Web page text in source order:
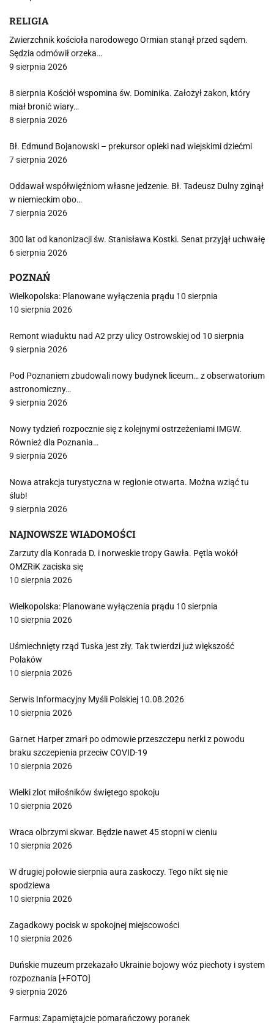
RELIGIA
Zwierzchnik kościoła narodowego Ormian stanął przed sądem.
Sędzia odmówił orzeka…
9 sierpnia 2026
8 sierpnia Kościół wspomina św. Dominika. Założył zakon, który
miał bronić wiary…
8 sierpnia 2026
Bł. Edmund Bojanowski – prekursor opieki nad wiejskimi dziećmi
7 sierpnia 2026
Oddawał współwięźniom własne jedzenie. Bł. Tadeusz Dulny zginął
w niemieckim obo…
7 sierpnia 2026
300 lat od kanonizacji św. Stanisława Kostki. Senat przyjął uchwałę
6 sierpnia 2026
POZNAŃ
Wielkopolska: Planowane wyłączenia prądu 10 sierpnia
10 sierpnia 2026
Remont wiaduktu nad A2 przy ulicy Ostrowskiej od 10 sierpnia
9 sierpnia 2026
Pod Poznaniem zbudowali nowy budynek liceum… z obserwatorium
astronomiczny…
9 sierpnia 2026
Nowy tydzień rozpocznie się z kolejnymi ostrzeżeniami IMGW.
Również dla Poznania…
9 sierpnia 2026
Nowa atrakcja turystyczna w regionie otwarta. Można wziąć tu
ślub!
9 sierpnia 2026
NAJNOWSZE WIADOMOŚCI
Zarzuty dla Konrada D. i norweskie tropy Gawła. Pętla wokół
OMZRiK zaciska się
10 sierpnia 2026
Wielkopolska: Planowane wyłączenia prądu 10 sierpnia
10 sierpnia 2026
Uśmiechnięty rząd Tuska jest zły. Tak twierdzi już większość
Polaków
10 sierpnia 2026
Serwis Informacyjny Myśli Polskiej 10.08.2026
10 sierpnia 2026
Garnet Harper zmarł po odmowie przeszczepu nerki z powodu
braku szczepienia przeciw COVID-19
10 sierpnia 2026
Wielki zlot miłośników świętego spokoju
10 sierpnia 2026
Wraca olbrzymi skwar. Będzie nawet 45 stopni w cieniu
10 sierpnia 2026
W drugiej połowie sierpnia aura zaskoczy. Tego nikt się nie
spodziewa
10 sierpnia 2026
Zagadkowy pocisk w spokojnej miejscowości
10 sierpnia 2026
Duńskie muzeum przekazało Ukrainie bojowy wóz piechoty i system
rozpoznania [+FOTO]
9 sierpnia 2026
Farmus: Zapamiętajcie pomarańczowy poranek